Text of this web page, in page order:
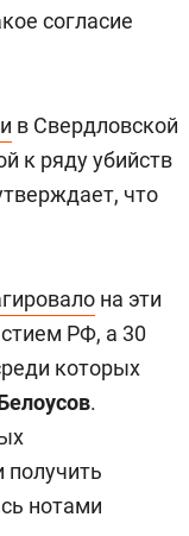
согласие
в Свердловской
к ряду убийств
что
на эти
РФ, а 30
которых
.
получить
нотами